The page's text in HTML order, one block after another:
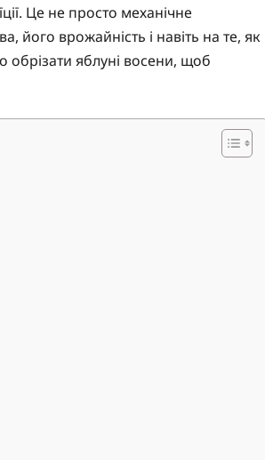
Це не просто механічне
його врожайність і навіть на те, як
яблуні восени, щоб